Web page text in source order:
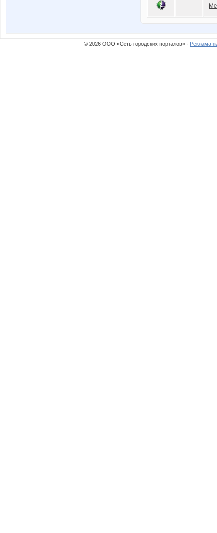
© 2026 ООО «Сеть городских порталов» · Реклама